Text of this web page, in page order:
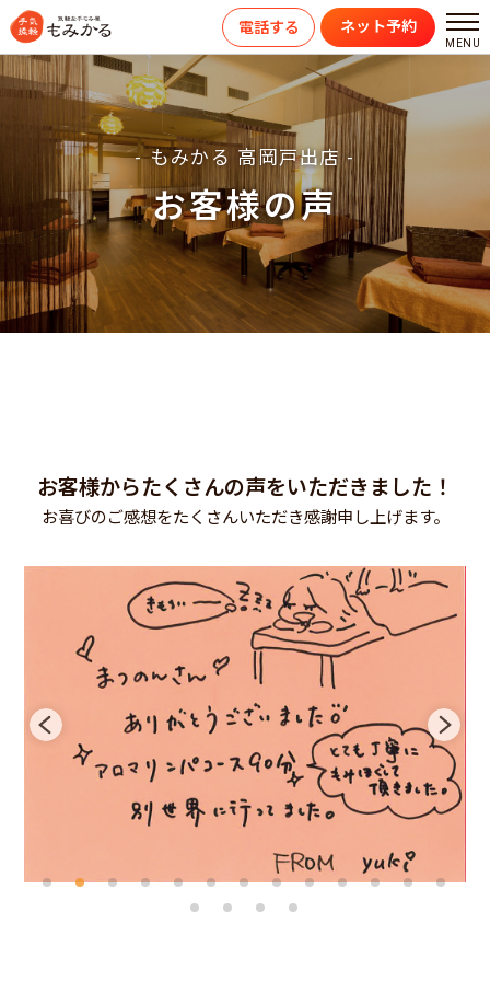
電話する ネット予約
- もみかる 高岡戸出店 -
お客様の声
お客様からたくさんの声をいただきました！
お喜びのご感想をたくさんいただき感謝申し上げます。